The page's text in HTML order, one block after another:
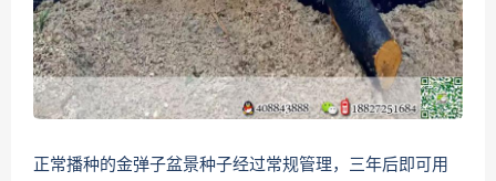
正常播种的金弹子盆景种子经过常规管理，三年后即可用